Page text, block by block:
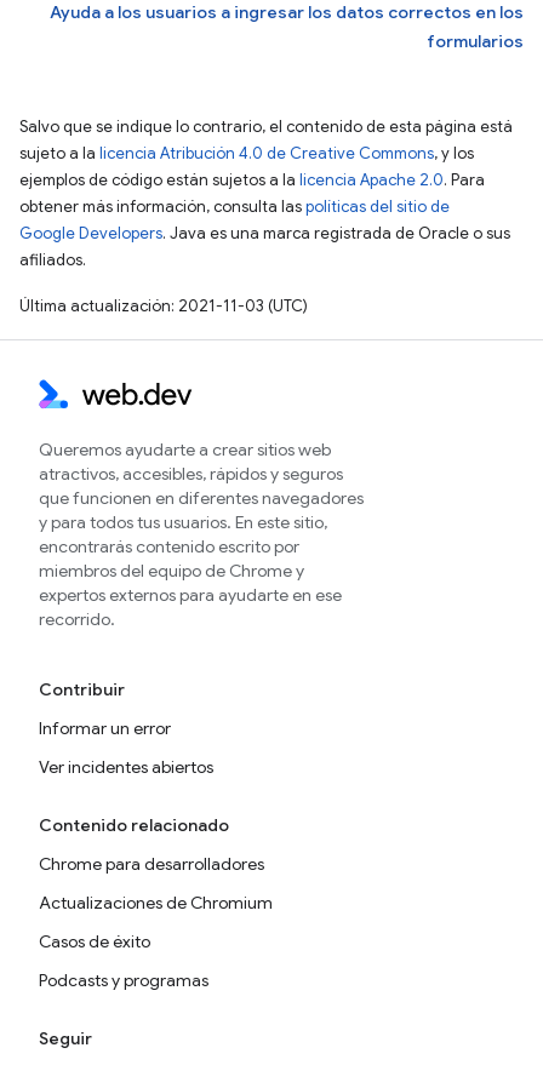
Ayuda a los usuarios a ingresar los datos correctos en los
formularios
Salvo que se indique lo contrario, el contenido de esta página está
sujeto a la licencia Atribución 4.0 de Creative Commons, y los
ejemplos de código están sujetos a la licencia Apache 2.0. Para
obtener más información, consulta laspolíticas del sitio de
Google Developers. Java es una marca registrada de Oracle o sus
afiliados.
Última actualización: 2021-11-03 (UTC)
Queremos ayudarte a crear sitios web
atractivos, accesibles, rápidos y seguros
que funcionen en diferentes navegadores
y para todos tus usuarios. En este sitio,
encontrarás contenido escrito por
miembros del equipo de Chrome y
expertos externos para ayudarte en ese
recorrido.
Contribuir
Informar un error
Ver incidentes abiertos
Contenido relacionado
Chrome para desarrolladores
Actualizaciones de Chromium
Casos de éxito
Podcasts y programas
Seguir